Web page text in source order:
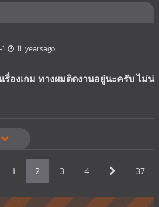
11 yearsago
รื่องเกม ทางผมติดงานอยู่นะครับ ไม่น่
1 2 3 4 37